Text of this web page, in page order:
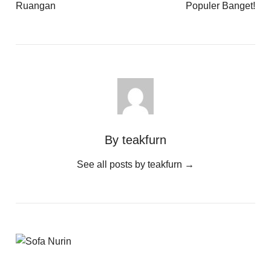
Ruangan
Populer Banget!
By teakfurn
See all posts by teakfurn →